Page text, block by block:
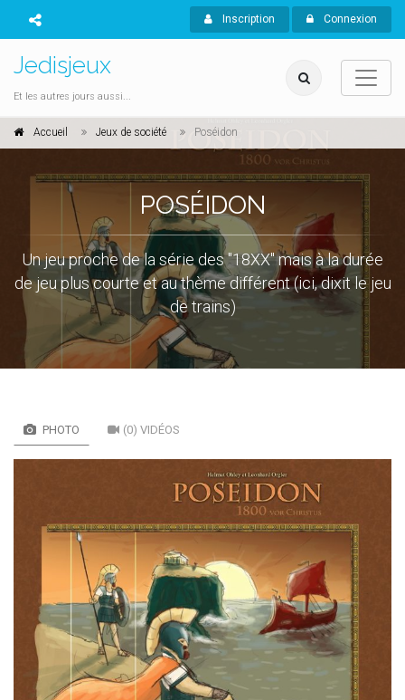
Inscription Connexion
Jedisjeux
Et les autres jours aussi...
Accueil Jeux de société Poséidon
POSÉIDON
Un jeu proche de la série des "18XX" mais à la durée
de jeu plus courte et au thème différent (ici, dixit le jeu
de trains)
PHOTO (0) VIDÉOS